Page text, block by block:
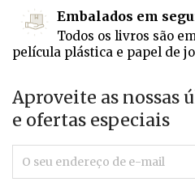
Embalados em
Todos os livros são
película plástica e papel de
Aproveite as nossas
e ofertas especiais